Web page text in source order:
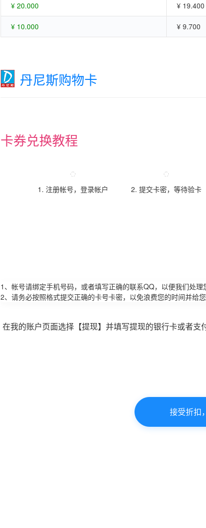
¥ 20.000 ¥ 19.400
¥ 10.000 ¥ 9.700
丹尼斯购物卡
卡券兑换教程
1. 注册帐号，登录帐户 2. 提交卡密，等待验卡
1、帐号请绑定手机号码，或者填写正确的联系QQ，以便我们处理
2、请务必按照格式提交正确的卡号卡密，以免浪费您的时间并给您
在我的账户页面选择【提现】并填写提现的银行卡或者
接受折扣